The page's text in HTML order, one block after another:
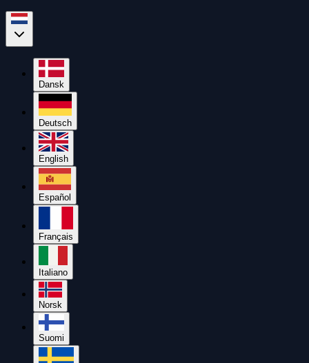
Dansk
Deutsch
English
Español
Français
Italiano
Norsk
Suomi